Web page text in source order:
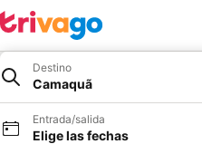
Destino
Camaquã
Entrada/salida
Elige las fechas